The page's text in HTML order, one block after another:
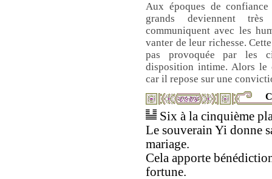
Aux époques de
grands deviennent
communiquent avec les
vanter de leur richesse.
pas provoquée par les
disposition intime. Alors le
car il repose sur une
Six à la cinquième
Le souverain Yi donne
mariage.
Cela apporte
fortune.